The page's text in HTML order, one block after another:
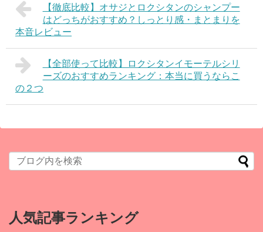
【徹底比較】オサジとロクシタンのシャンプー
はどっちがおすすめ？しっとり感・まとまりを
本音レビュー
【全部使って比較】ロクシタンイモーテルシリ
ーズのおすすめランキング：本当に買うならこ
の２つ
人気記事ランキング